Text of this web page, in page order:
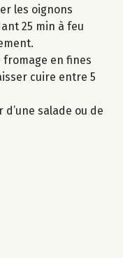
les oignons
25 min à feu
fromage en fines
cuire entre 5
salade ou de